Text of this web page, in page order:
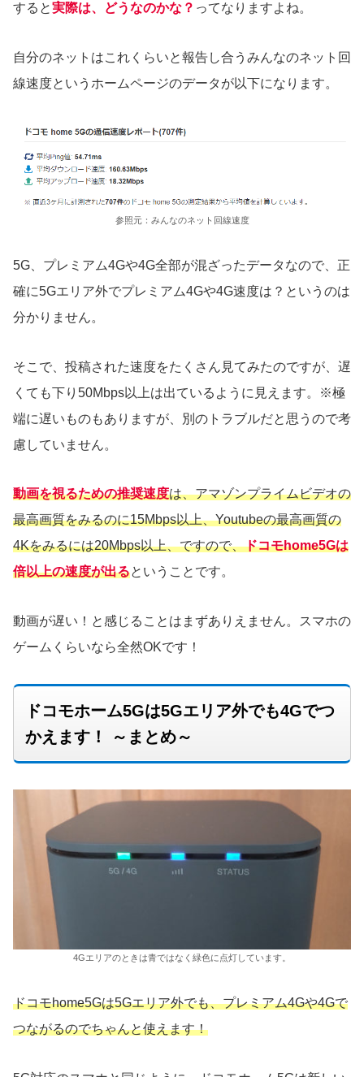
すると実際は、どうなのかな？ ってなりますよね。
自分のネットはこれくらいと報告し合うみんなのネット回
線速度というホームページのデータが以下になります。
参照元：みんなのネット回線速度
5G、プレミアム4Gや4G全部が混ざったデータなので、正
確に5Gエリア外でプレミアム4Gや4G速度は？というのは
分かりません。
そこで、投稿された速度をたくさん見てみたのですが、遅
くても下り50Mbps以上は出ているように見えます。※極
端に遅いものもありますが、別のトラブルだと思うので考
慮していません。
動画を視るための推奨速度は、アマゾンプライムビデオの
最高画質をみるのに15Mbps以上、Youtubeの最高画質の
4Kをみるには20Mbps以上、ですので、ドコモhome5Gは
倍以上の速度が出るということです。
動画が遅い！と感じることはまずありえません。スマホの
ゲームくらいなら全然OKです！
ドコモホーム5Gは5Gエリア外でも4Gでつ
かえます！ ～まとめ～
4Gエリアのときは青ではなく緑色に点灯しています。
ドコモhome5Gは5Gエリア外でも、プレミアム4Gや4Gで
つながるのでちゃんと使えます！